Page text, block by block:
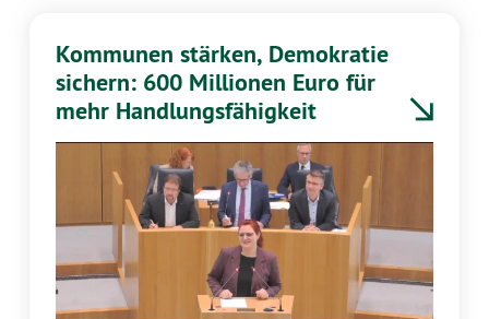
Bundesebene auf Anpassungen drängt,
bevor der Vertrag am 1. November 2025 in
Kraft tritt.
Kommunen stärken, Demokratie
sichern: 600 Millionen Euro für
mehr Handlungsfähigkeit